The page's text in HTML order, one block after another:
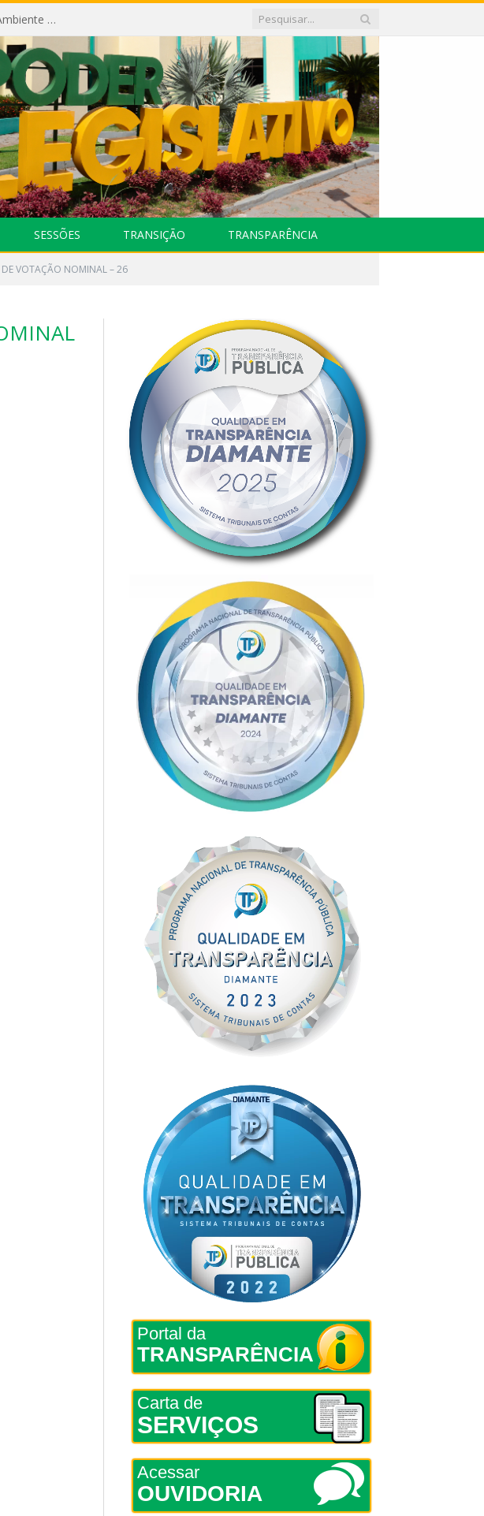
Câmara recebe palestra da Secretária Municipal de Meio Ambiente sobre as ações da “SEMANA DO MEIO AMBIENTE”
SESSÕES TRANSIÇÃO TRANSPARÊNCIA
DE VOTAÇÃO NOMINAL – 26
Portal da
TRANSPARÊNCIA
Carta de
SERVIÇOS
Acessar
OUVIDORIA